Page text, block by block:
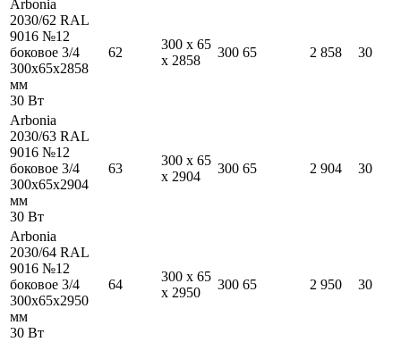
Arbonia
2030/62 RAL
9016 №12
боковое 3/4
300x65x2858
мм
30 Вт
62
300 x 65
x 2858
300 65 2 858 30
Arbonia
2030/63 RAL
9016 №12
боковое 3/4
300x65x2904
мм
30 Вт
63
300 x 65
x 2904
300 65 2 904 30
Arbonia
2030/64 RAL
9016 №12
боковое 3/4
300x65x2950
мм
30 Вт
64
300 x 65
x 2950
300 65 2 950 30